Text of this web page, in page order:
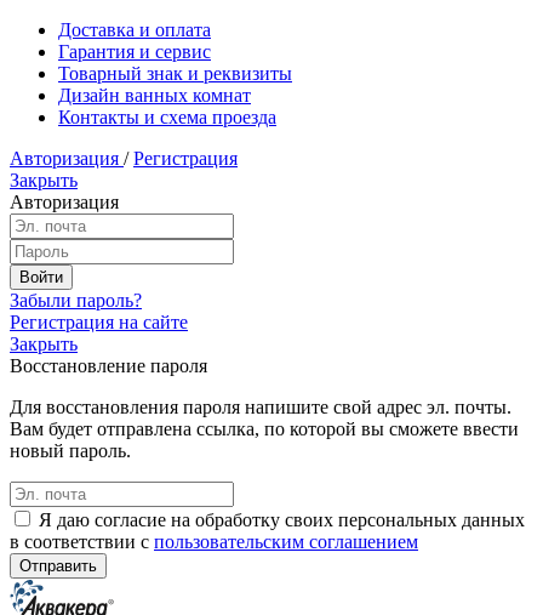
Доставка и оплата
Гарантия и сервис
Товарный знак и реквизиты
Дизайн ванных комнат
Контакты и схема проезда
Авторизация / Регистрация
Закрыть
Авторизация
Забыли пароль?
Регистрация на сайте
Закрыть
Восстановление пароля
Для восстановления пароля напишите свой адрес эл. почты.
Вам будет отправлена ссылка, по которой вы сможете ввести
новый пароль.
Я даю согласие на обработку своих персональных данных
в соответствии с пользовательским соглашением